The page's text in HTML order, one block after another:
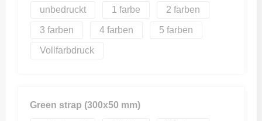
unbedruckt 1 2
3 4 5
Vollfarbdruck
Green strap (300x50 mm)